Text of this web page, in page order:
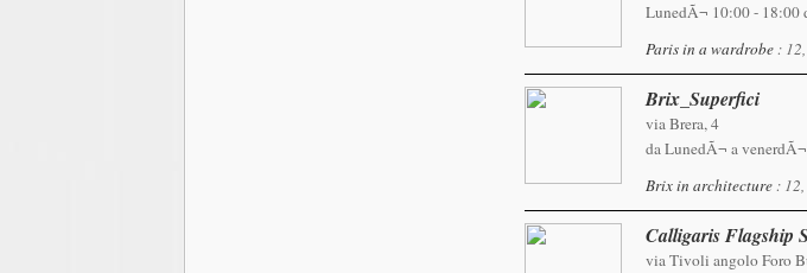
LunedÃ¬ 10:00 - 18:00
Paris in a wardrobe:
Brix_Superfici
via Brera, 4
da LunedÃ¬ a
Brix in architecture:
Calligaris Flagship
via Tivoli angolo Foro